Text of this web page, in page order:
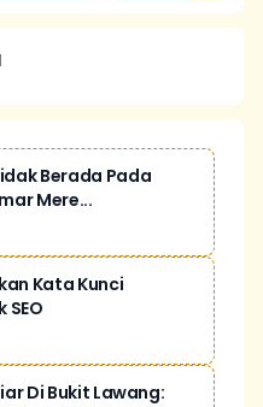
Berada Pada
Mere...
Kata Kunci
SEO
Di Bukit Lawang: